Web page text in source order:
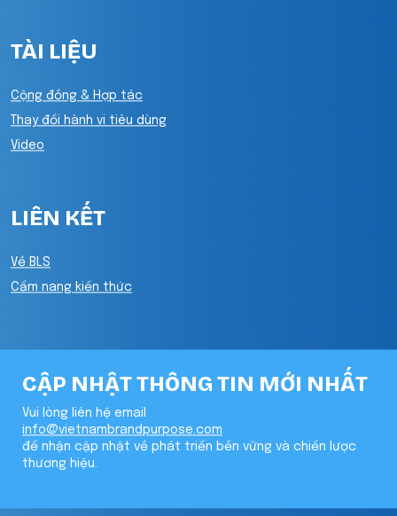
TÀI LIỆU
Cộng đồng & Hợp tác
Thay đổi hành vi tiêu dùng
Video
LIÊN KẾT
Về BLS
Cẩm nang kiến thức
CẬP NHẬT THÔNG TIN MỚI NHẤT
Vui lòng liên hệ email
info@vietnambrandpurpose.com
để nhận cập nhật về phát triển bền vững và chiến lược
thương hiệu.